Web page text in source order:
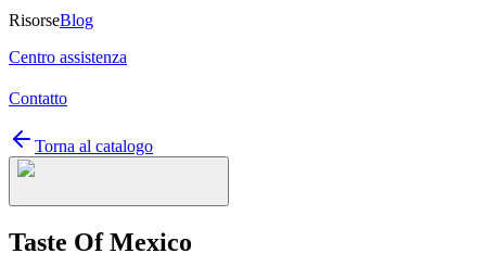
RisorseBlog
Centro assistenza
Contatto
Torna al catalogo
Taste Of Mexico